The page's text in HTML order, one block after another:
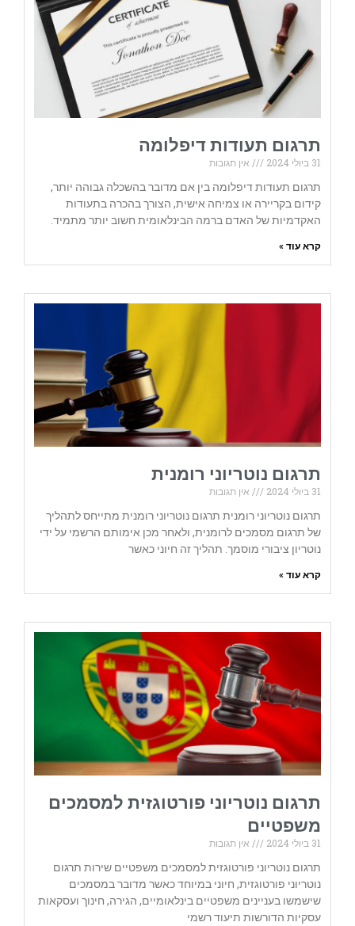
תרגום תעודות דיפלומה
31 ביולי 2024
אין תגובות
תרגום תעודות דיפלומה בין אם מדובר בהשכלה גבוהה יותר,
קידום בקריירה או צמיחה אישית, הצורך בהכרה בתעודות
האקדמיות של האדם ברמה הבינלאומית חשוב יותר מתמיד.
קרא עוד »
תרגום נוטריוני רומנית
31 ביולי 2024
אין תגובות
תרגום נוטריוני רומנית תרגום נוטריוני רומנית מתייחס לתהליך
של תרגום מסמכים לרומנית, ולאחר מכן אימותם הרשמי על ידי
נוטריון ציבורי מוסמך. תהליך זה חיוני כאשר
קרא עוד »
תרגום נוטריוני פורטוגזית למסמכים
משפטיים
31 ביולי 2024
אין תגובות
תרגום נוטריוני פורטוגזית למסמכים משפטיים שירות תרגום
נוטריוני פורטוגזית, חיוני במיוחד כאשר מדובר במסמכים
שישמשו בעניינים משפטיים בינלאומיים, הגירה, חינוך ועסקאות
עסקיות הדורשות תיעוד רשמי